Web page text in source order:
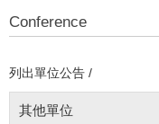
Conference
列出單位公告 /
其他單位